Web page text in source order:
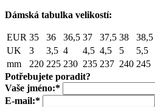
Dámská tabulka velikostí:
EUR 35 36 36,5 37 37,5 38 38,5
UK
3 3,5 4 4,5 4,5 5 5,5
mm
220 225 230 235 237 240 245
Potřebujete poradit?
Vaše jméno:*
E-mail:*